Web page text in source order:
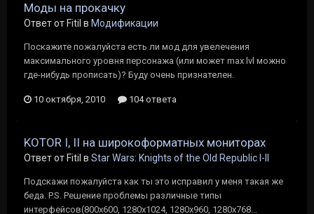
Моды на прокачку
Ответ от Fitil в Модификации
Поскажите пожалуйста есть ли мод для увелечения
максимального уровня персонажа (или может max lvl можно
где-нибудь прописать)? Буду очень признателен.
10 октября, 2010 104 ответа
KOTOR I, II на широкоформатных мониторах
Ответ от Fitil в Star Wars: Knights of the Old Republic I-II
Подскажи пожалуйста как ты это исправил у меня такая же
беда. P.S. Решение проблемы различные типы
интерфейсов(800х600, 1280х1024, 1280х960, 1280х768...